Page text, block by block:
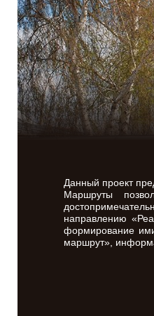
Данный проект
Маршруты
направлению
формирование
маршрут»,